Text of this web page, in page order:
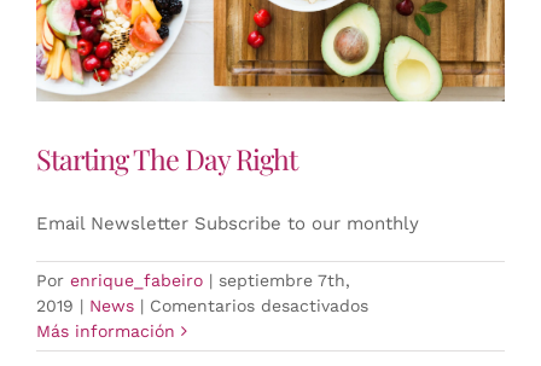
Starting The Day Right
Email Newsletter Subscribe to our monthly
Por enrique_fabeiro | septiembre 7th,
2019 | News | Comentarios desactivadosen
The
Más información